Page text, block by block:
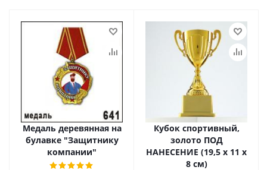
Медаль деревянная на
булавке "Защитнику
компании"
Кубок спортивный,
золото ПОД
НАНЕСЕНИЕ (19,5 х 11 х
8 см)